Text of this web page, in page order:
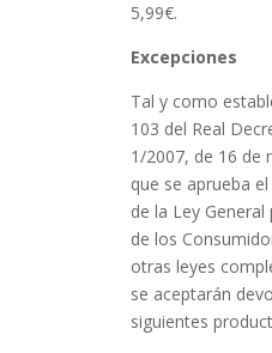
5,99€.
Excepciones
Tal y como
103 del Real
1/2007, de 16 de
que se aprueba
de la Ley
de los
otras leyes
se aceptarán
siguientes